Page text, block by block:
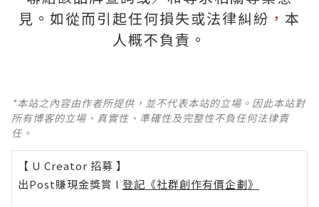
見。如從而引起任何損失或法律糾紛 ， 本
人概不負責。
*本站之內容由作者所提供，並不代表本站的立場。因此本站對
所有博客的立場、真實性、準確性及完整性不負任何法律責
任。
【 U Creator 招募 】
出Post賺現金獎賞 l 登記《社群創作有價企劃》